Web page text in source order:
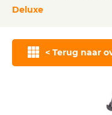
Deluxe
< Terug naar